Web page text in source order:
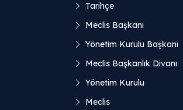
Tarihçe
Meclis Başkanı
Yönetim Kurulu Başkanı
Meclis Başkanlık Divanı
Yönetim Kurulu
Meclis